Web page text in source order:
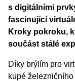
s digitálními
fascinující
Kroky pokroku,
součást stálé
Díky brýlím pro
kupé